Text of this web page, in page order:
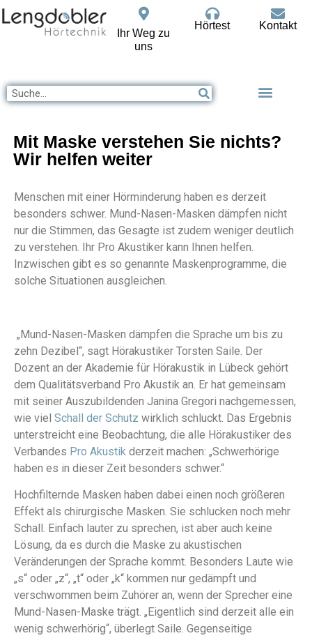
Ihr Weg zu
uns
Hörtest Kontakt
Mit Maske verstehen Sie nichts?
Wir helfen weiter
Menschen mit einer Hörminderung haben es derzeit
besonders schwer. Mund-Nasen-Masken dämpfen nicht
nur die Stimmen, das Gesagte ist zudem weniger deutlich
zu verstehen. Ihr Pro Akustiker kann Ihnen helfen.
Inzwischen gibt es so genannte Maskenprogramme, die
solche Situationen ausgleichen.
„Mund-Nasen-Masken dämpfen die Sprache um bis zu
zehn Dezibel“, sagt Hörakustiker Torsten Saile. Der
Dozent an der Akademie für Hörakustik in Lübeck gehört
dem Qualitätsverband Pro Akustik an. Er hat gemeinsam
mit seiner Auszubildenden Janina Gregori nachgemessen,
wie viel Schall der Schutz wirklich schluckt. Das Ergebnis
unterstreicht eine Beobachtung, die alle Hörakustiker des
Verbandes Pro Akustik derzeit machen: „Schwerhörige
haben es in dieser Zeit besonders schwer.“
Hochfilternde Masken haben dabei einen noch größeren
Effekt als chirurgische Masken. Sie schlucken noch mehr
Schall. Einfach lauter zu sprechen, ist aber auch keine
Lösung, da es durch die Maske zu akustischen
Veränderungen der Sprache kommt. Besonders Laute wie
„s“ oder „z“, „t“ oder „k“ kommen nur gedämpft und
verschwommen beim Zuhörer an, wenn der Sprecher eine
Mund-Nasen-Maske trägt. „Eigentlich sind derzeit alle ein
wenig schwerhörig“, überlegt Saile. Gegenseitige